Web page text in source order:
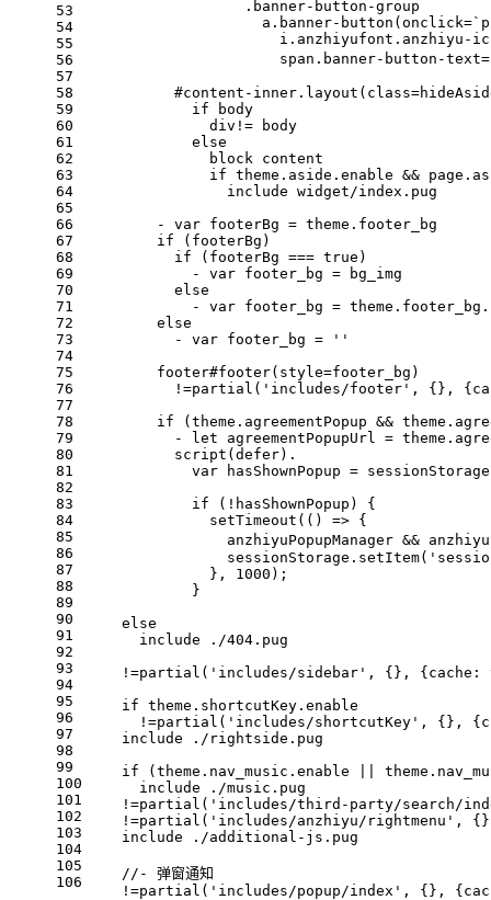
53
54
55
56
57
58
59
60
61
62
63
64
65
66
67
68
69
70
71
72
73
74
75
76
77
78
79
80
81
82
83
84
85
86
87
88
89
90
91
92
93
94
95
96
97
98
99
100
101
102
103
104
105
106
                  .banner-button-group
a.banner-
i.anzhiyufont.anzhiyu-
span.banner-button-
#content-
            if body
              div!= body
            else
              block content
if theme.aside.enable &&
                include widget/index.pug
        - var footerBg = theme.footer_bg
        if (footerBg)
          if (footerBg === true)
            - var footer_bg = bg_img
          else
- var footer_bg =
        else
          - var footer_bg = ''
        footer#footer(style=footer_bg)
!=partial('includes/footer', {},
if (theme.agreementPopup &&
- let agreementPopupUrl =
          script(defer).
var hasShownPopup =
            if (!hasShownPopup) {
              setTimeout(() => {
anzhiyuPopupManager &&
              }, 1000);
            }
    else
      include ./404.pug
!=partial('includes/sidebar', {}, {cache:
    if theme.shortcutKey.enable
!=partial('includes/shortcutKey', {},
    include ./rightside.pug
if (theme.nav_music.enable ||
      include ./music.pug
!=partial('includes/third-party/search/
!=partial('includes/anzhiyu/rightmenu',
    include ./additional-js.pug
    //- 弹窗通知
!=partial('includes/popup/index', {},